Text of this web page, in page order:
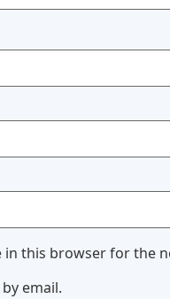
in this browser for the
email.